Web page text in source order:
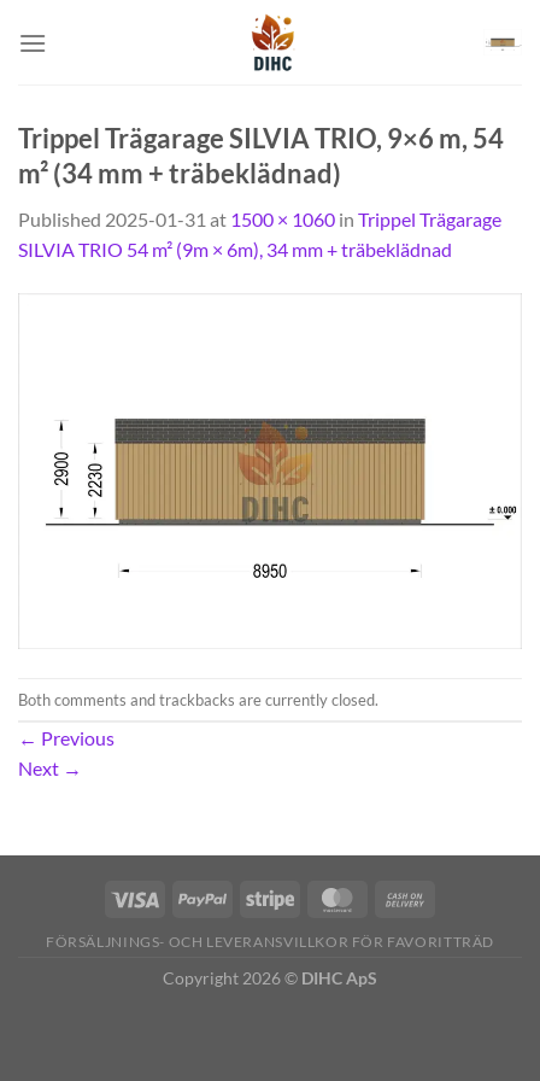
Trippel Trägarage SILVIA TRIO, 9×6 m, 54
m² (34 mm + träbeklädnad)
Published 2025-01-31 at 1500 × 1060 in Trippel Trägarage
SILVIA TRIO 54 m² (9m × 6m), 34 mm + träbeklädnad
Both comments and trackbacks are currently closed.
← Previous
Next →
FÖRSÄLJNINGS- OCH LEVERANSVILLKOR FÖR FAVORITTRÄD
Copyright 2026 © DIHC ApS